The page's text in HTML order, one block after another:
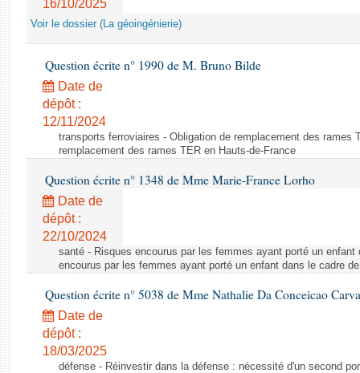
16/10/2025
Voir le dossier (La géoingénierie)
Question écrite n° 1990 de M. Bruno Bilde
Date de
dépôt :
12/11/2024
transports ferroviaires - Obligation de remplacement des rames
remplacement des rames TER en Hauts-de-France
Question écrite n° 1348 de Mme Marie-France Lorho
Date de
dépôt :
22/10/2024
santé - Risques encourus par les femmes ayant porté un enfant
encourus par les femmes ayant porté un enfant dans le cadre
Question écrite n° 5038 de Mme Nathalie Da Conceicao
Date de
dépôt :
18/03/2025
défense - Réinvestir dans la défense : nécessité d'un second